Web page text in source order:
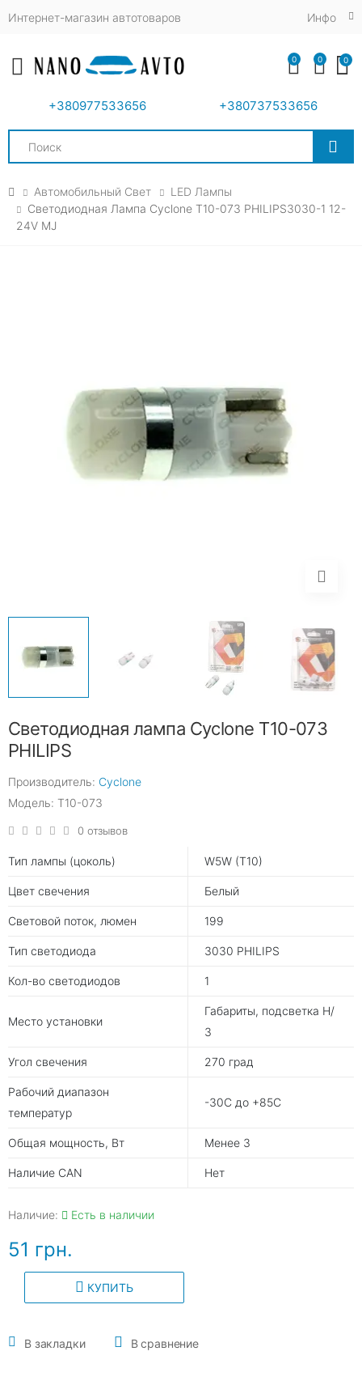
Интернет-магазин автотоваров Инфо
Toggle mobile menu
+380977533656 +380737533656
Search
0 0 0
Автомобильный Свет
LED Лампы
Светодиодная Лампа Cyclone T10-073 PHILIPS3030-1 12-
24V MJ
Светодиодная лампа Cyclone T10-073
PHILIPS
Производитель: Cyclone
Модель: T10-073
0 отзывов
Тип лампы (цоколь) W5W (T10)
Цвет свечения Белый
Световой поток, люмен 199
Тип светодиода 3030 PHILIPS
Кол-во светодиодов 1
Место установки
Габариты, подсветка Н/
З
Угол свечения 270 град
Рабочий диапазон
температур
-30С до +85С
Общая мощность, Вт Менее 3
Наличие CAN Нет
Наличие: Есть в наличии
51 грн.
КУПИТЬ
В закладки В сравнение